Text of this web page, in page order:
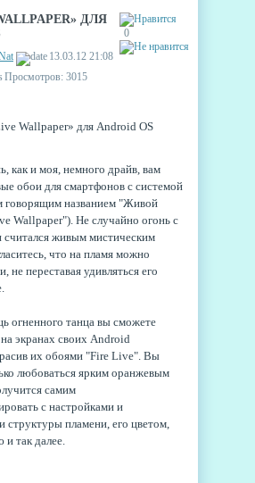
0
ДЛЯ
13.03.12 21:08
Просмотров: 3015
как и моя, немного драйв, вам
обои для смартфонов с системой
говорящим названием "Живой
Wallpaper"). Не случайно огонь с
считался живым мистическим
что на пламя можно
не переставая удивляться его
огненного танца вы сможете
экранах своих Android
их обоями "Fire Live". Вы
любоваться ярким оранжевым
самим
с настройками и
структуры пламени, его цветом,
так далее.